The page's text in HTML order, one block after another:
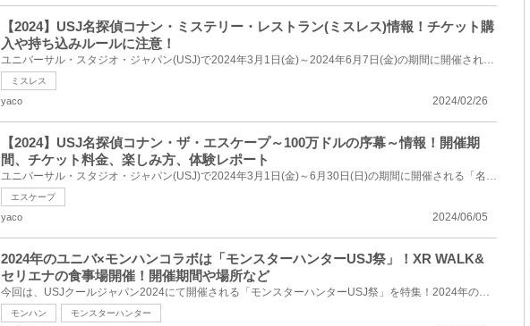
【2024】USJ名探偵コナン・ミステリー・レストラン(ミスレス)情報！チケット購
入や持ち込みルールに注意！
ユニバーサル・スタジオ・ジャパン(USJ)で2024年3月1日(金)～2024年6月7日(金)の期間に開催される「名探...
ミスレス
2024/02/26
yaco
【2024】USJ名探偵コナン・ザ・エスケープ～100万ドルの序幕～情報！開催期
間、チケット料金、楽しみ方、体験レポート
ユニバーサル・スタジオ・ジャパン(USJ)で2024年3月1日(金)～6月30日(日)の期間に開催される「名探偵コ...
エスケープ
2024/06/05
yaco
2024年のユニバ×モンハンコラボは「モンスターハンターUSJ祭」！XR WALK&
セリエナの食事場開催！開催期間や場所など
今回は、USJクールジャパン2024にて開催される「モンスターハンターUSJ祭」を特集！2024年のユニバ×モン...
モンハン モンスターハンター